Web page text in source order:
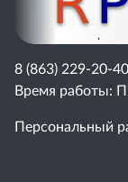
8 (863) 229-20-40
Время работы:
Персональный